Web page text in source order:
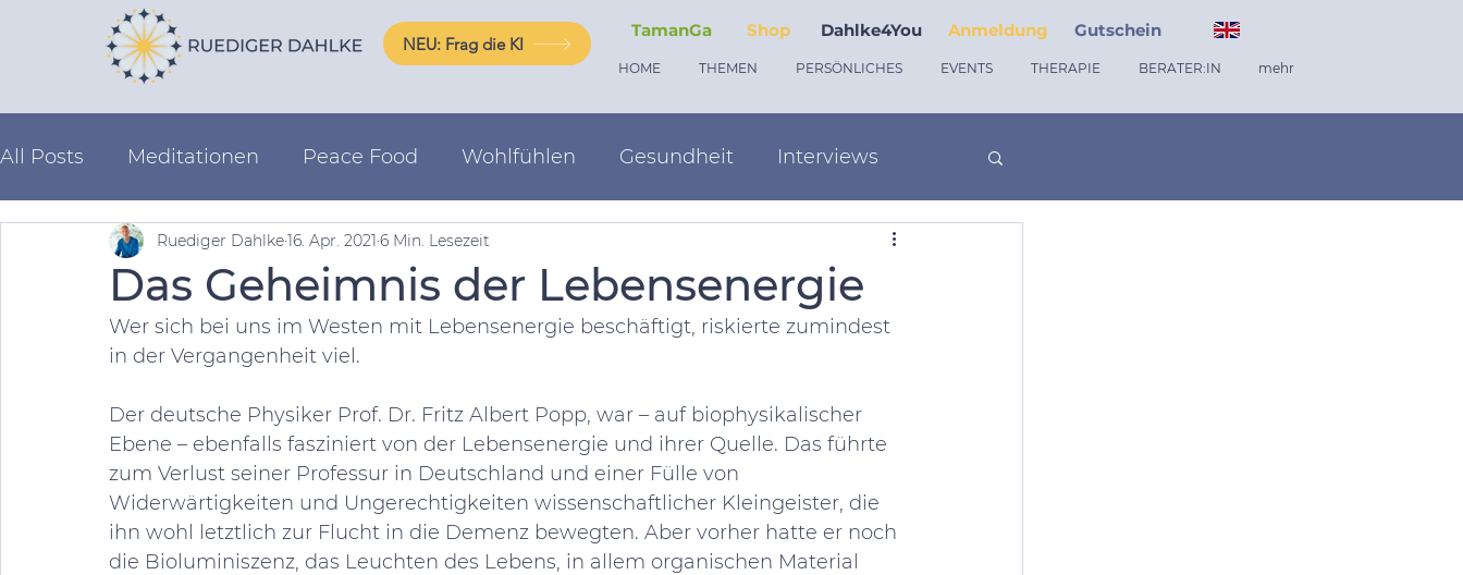
NEU: Frag die KI
TamanGa Shop Dahlke4You Anmeldung Gutschein
HOME THEMEN PERSÖNLICHES EVENTS THERAPIE BERATER:IN mehr
All Posts Meditationen Peace Food Wohlfühlen Gesundheit Interviews
Schicksalsgesetze
Das Geheimnis der Lebensenergie
Ruediger Dahlke16. Apr. 2021 6 Min. Lesezeit
Wer sich bei uns im Westen mit Lebensenergie beschäftigt, riskierte zumindest
in der Vergangenheit viel.
Der deutsche Physiker Prof. Dr. Fritz Albert Popp, war – auf biophysikalischer
Ebene – ebenfalls fasziniert von der Lebensenergie und ihrer Quelle. Das führte
zum Verlust seiner Professur in Deutschland und einer Fülle von
Widerwärtigkeiten und Ungerechtigkeiten wissenschaftlicher Kleingeister, die
ihn wohl letztlich zur Flucht in die Demenz bewegten. Aber vorher hatte er noch
die Bioluminiszenz, das Leuchten des Lebens, in allem organischen Material